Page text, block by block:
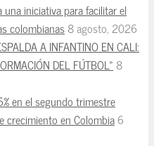
iniciativa para facilitar el
colombianas8 agosto, 2026
A INFANTINO EN CALI:
DEL FÚTBOL» 8
en el segundo trimestre
crecimiento en Colombia6